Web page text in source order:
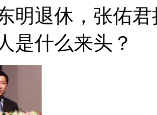
明退休，张佑
是什么来头